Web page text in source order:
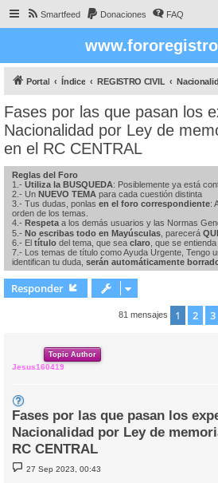
Smartfeed Donaciones FAQ
Portal Índice REGISTRO CIVIL
Fases por las que pasan los
Nacionalidad por Ley de
en el RC CENTRAL
Reglas del Foro
1.- Utiliza la BUSQUEDA: Posiblemente ya está
2.- Un NUEVO TEMA para cada cuestión distinta
3.- Tus dudas, ponlas en el foro correspondiente:
orden de los temas.
4.- Respeta a los demás usuarios y las Normas
5.- No escribas todo en Mayúsculas , parecerá
6.- El título del tema, que sea claro , que se
7.- Los temas de título como Ayuda Urgente, Tengo
identifican tu duda, serán automáticamente
Responder
81 mensajes 1 2 3
Topic Author
Jesus160419
Fases por las que pasan los
Nacionalidad por Ley de
RC CENTRAL
M
e
27 Sep 2023, 00:43